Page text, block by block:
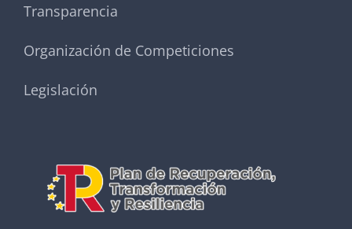
Transparencia
Organización de Competiciones
Legislación